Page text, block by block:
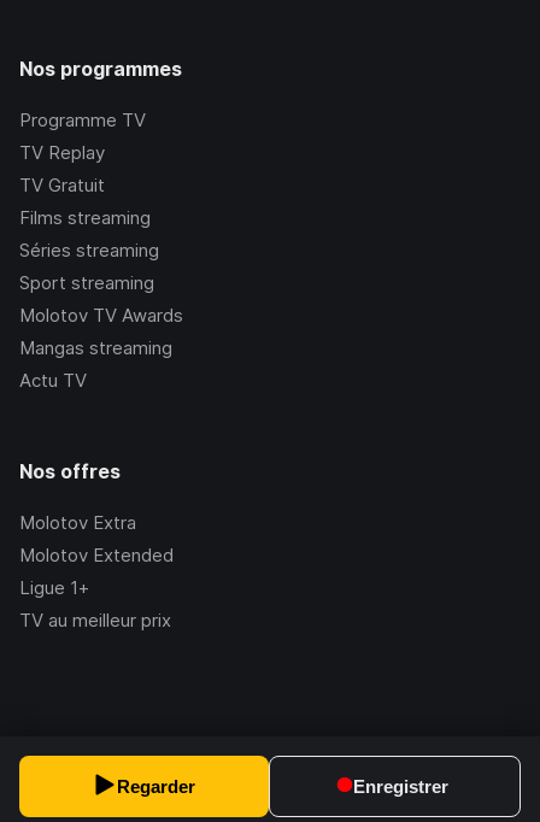
Regarder Enregistrer
Nos programmes
Programme TV
TV Replay
TV Gratuit
Films streaming
Séries streaming
Sport streaming
Molotov TV Awards
Mangas streaming
Actu TV
Nos offres
Molotov Extra
Molotov Extended
Ligue 1+
TV au meilleur prix
2.228.1